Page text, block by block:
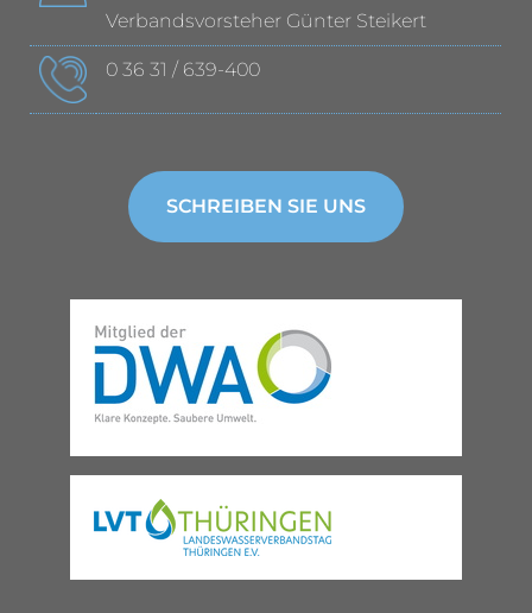
Verbandsvorsteher Günter Steikert
0 36 31 / 639-400
SCHREIBEN SIE UNS